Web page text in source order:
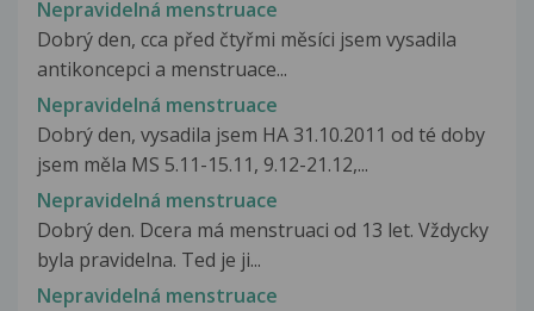
Nepravidelná menstruace
Dobrý den, cca před čtyřmi měsíci jsem vysadila
antikoncepci a menstruace...
Nepravidelná menstruace
Dobrý den, vysadila jsem HA 31.10.2011 od té doby
jsem měla MS 5.11-15.11, 9.12-21.12,...
Nepravidelná menstruace
Dobrý den. Dcera má menstruaci od 13 let. Vždycky
byla pravidelna. Ted je ji...
Nepravidelná menstruace